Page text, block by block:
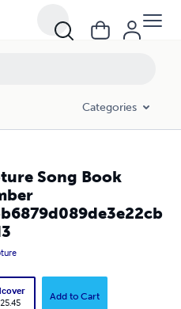
Categories
Song Book
Add to Cart